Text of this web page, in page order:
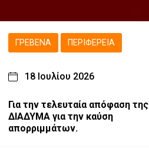
ΓΡΕΒΕΝΆ ΠΕΡΙΦΈΡΕΙΑ
18 Ιουλίου 2026
Για την τελευταία απόφαση της
ΔΙΑΔΥΜΑ για την καύση
απορριμμάτων.